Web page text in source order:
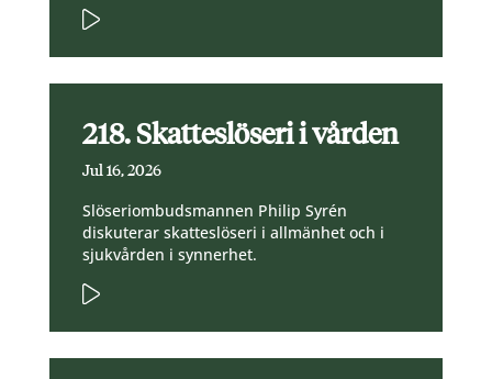
218. Skatteslöseri i vården
Jul 16, 2026
Slöseriombudsmannen Philip Syrén
diskuterar skatteslöseri i allmänhet och i
sjukvården i synnerhet.